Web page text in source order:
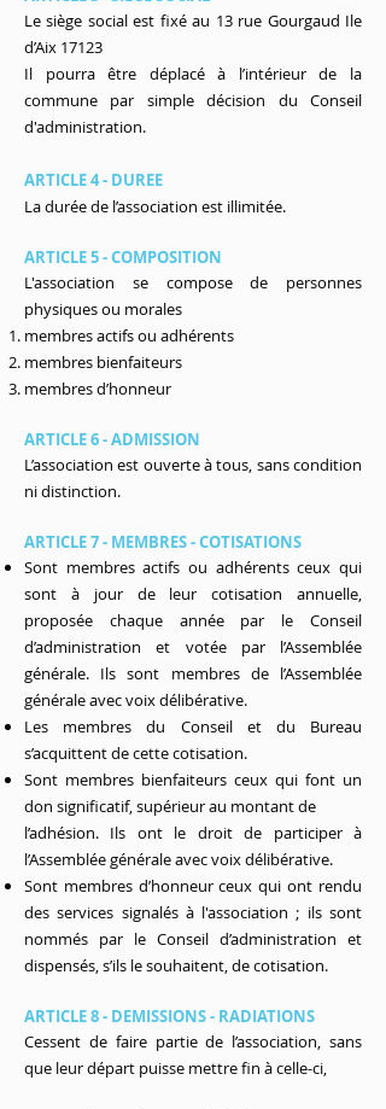
Le siège social est fixé au 13 rue Gourgaud Ile
d’Aix 17123
Il pourra être déplacé à l’intérieur de la
commune par simple décision du Conseil
d'administration.
ARTICLE 4 - DUREE
La durée de l’association est illimitée.
ARTICLE 5 - COMPOSITION
L'association se compose de personnes
physiques ou morales
membres actifs ou adhérents
membres bienfaiteurs
membres d’honneur
ARTICLE 6 - ADMISSION
L’association est ouverte à tous, sans condition
ni distinction.
ARTICLE 7 - MEMBRES - COTISATIONS
Sont membres actifs ou adhérents ceux qui
sont à jour de leur cotisation annuelle,
proposée chaque année par le Conseil
d’administration et votée par l’Assemblée
générale. Ils sont membres de l’Assemblée
générale avec voix délibérative.
Les membres du Conseil et du Bureau
s’acquittent de cette cotisation.
Sont membres bienfaiteurs ceux qui font un
don significatif, supérieur au montant de
l’adhésion. Ils ont le droit de participer à
l’Assemblée générale avec voix délibérative.
Sont membres d’honneur ceux qui ont rendu
des services signalés à l'association ; ils sont
nommés par le Conseil d’administration et
dispensés, s’ils le souhaitent, de cotisation.
ARTICLE 8 - DEMISSIONS - RADIATIONS
Cessent de faire partie de l’association, sans
que leur départ puisse mettre fin à celle-ci,